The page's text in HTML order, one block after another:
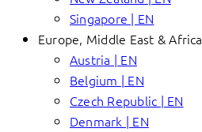
Singapore | EN
Europe, Middle East & Africa
Austria | EN
Belgium | EN
Czech Republic | EN
Denmark | EN